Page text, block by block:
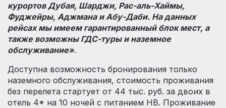
курортов Дубая, Шарджи, Рас-аль-Хаймы,
Фуджейры, Аджмана и Абу-Даби. На данных
рейсах мы имеем гарантированный блок мест, а
также возможны ГДС-туры и наземное
обслуживание».
Доступна возможность бронирования только
наземного обслуживания, стоимость проживания
без перелета стартует от 44 тыс. руб. за двоих в
отель 4* на 10 ночей с питанием НВ. Проживание